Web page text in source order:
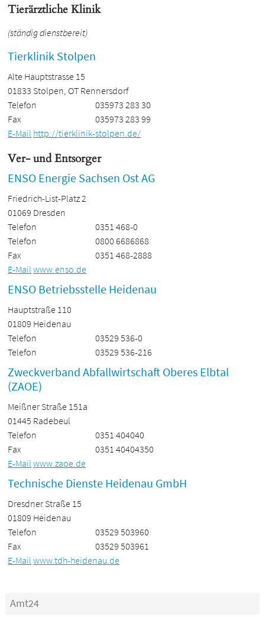
Tierärztliche Klinik
(ständig dienstbereit)
Tierklinik Stolpen
Alte Hauptstrasse 15
01833 Stolpen, OT Rennersdorf
Telefon
035973 283 30
Fax
035973 283 99
E-Mail http://tierklinik-stolpen.de/
Ver- und Entsorger
ENSO Energie Sachsen Ost AG
Friedrich-List-Platz 2
01069 Dresden
Telefon
0351 468-0
Telefon
0800 6686868
Fax
0351 468-2888
E-Mail www.enso.de
ENSO Betriebsstelle Heidenau
Hauptstraße 110
01809 Heidenau
Telefon
03529 536-0
Telefon
03529 536-216
Zweckverband Abfallwirtschaft Oberes Elbtal
(ZAOE)
Meißner Straße 151a
01445 Radebeul
Telefon
0351 404040
Fax
0351 40404350
E-Mail www.zaoe.de
Technische Dienste Heidenau GmbH
Dresdner Straße 15
01809 Heidenau
Telefon
03529 503960
Fax
03529 503961
E-Mail www.tdh-heidenau.de
Amt24